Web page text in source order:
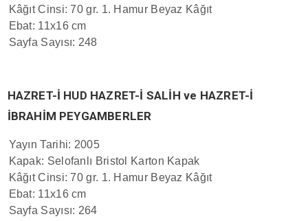
Kâğıt Cinsi: 70 gr. 1. Hamur Beyaz Kâğıt
Ebat: 11x16 cm
Sayfa Sayısı: 248
HAZRET-İ HUD HAZRET-İ SALİH ve HAZRET-İ
İBRAHİM PEYGAMBERLER
Yayın Tarihi: 2005
Kapak: Selofanlı Bristol Karton Kapak
Kâğıt Cinsi: 70 gr. 1. Hamur Beyaz Kâğıt
Ebat: 11x16 cm
Sayfa Sayısı: 264